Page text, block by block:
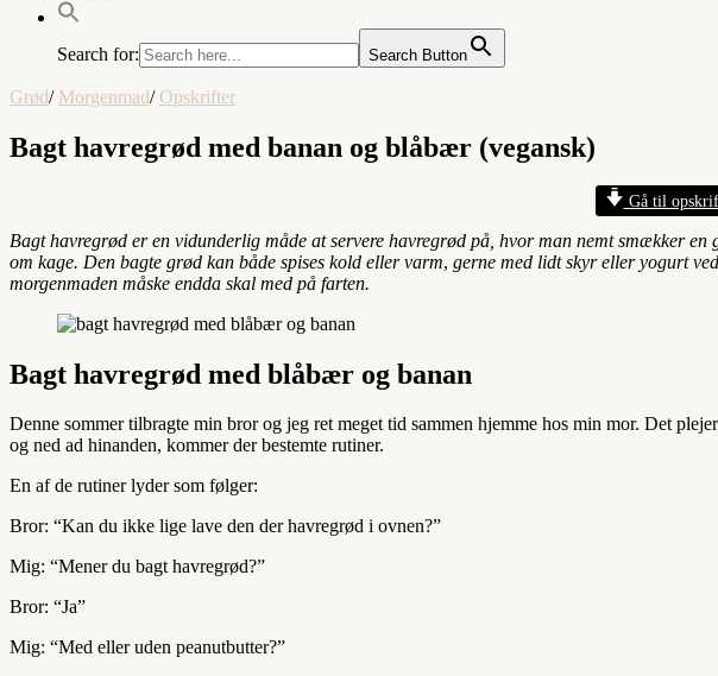
Search for: Search Button
Grød/ Morgenmad/ Opskrifter
Bagt havregrød med banan og blåbær (vegansk)
Gå til
Bagt havregrød er en vidunderlig måde at servere havregrød på, hvor man nemt smækker en
om kage. Den bagte grød kan både spises kold eller varm, gerne med lidt skyr eller yogurt
morgenmaden måske endda skal med på farten.
Bagt havregrød med blåbær og banan
Denne sommer tilbragte min bror og jeg ret meget tid sammen hjemme hos min mor. Det
og ned ad hinanden, kommer der bestemte rutiner.
En af de rutiner lyder som følger:
Bror: “Kan du ikke lige lave den der havregrød i ovnen?”
Mig: “Mener du bagt havregrød?”
Bror: “Ja”
Mig: “Med eller uden peanutbutter?”